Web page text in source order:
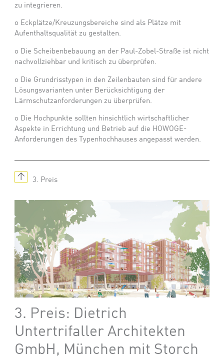
zu integrieren.
o Eckplätze/Kreuzungsbereiche sind als Plätze mit
Aufenthaltsqualität zu gestalten.
o Die Scheibenbebauung an der Paul-Zobel-Straße ist nicht
nachvollziehbar und kritisch zu überprüfen.
o Die Grundrisstypen in den Zeilenbauten sind für andere
Lösungsvarianten unter Berücksichtigung der
Lärmschutzanforderungen zu überprüfen.
o Die Hochpunkte sollten hinsichtlich wirtschaftlicher
Aspekte in Errichtung und Betrieb auf die HOWOGE-
Anforderungen des Typenhochhauses angepasst werden.
↑ 3. Preis
3. Preis: Dietrich
Untertrifaller Architekten
GmbH, München mit Storch